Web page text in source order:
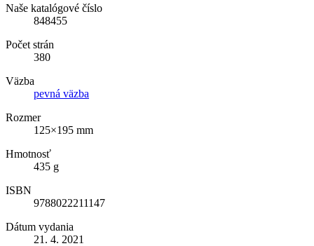
Naše katalógové číslo
848455
Počet strán
380
Väzba
pevná väzba
Rozmer
125×195 mm
Hmotnosť
435 g
ISBN
9788022211147
Dátum vydania
21. 4. 2021